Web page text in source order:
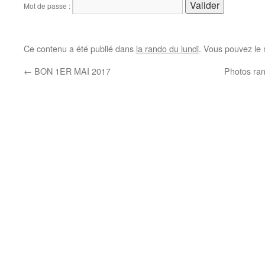
Mot de passe :
Ce contenu a été publié dans la rando du lundi. Vous pouvez
← BON 1ER MAI 2017 Photos